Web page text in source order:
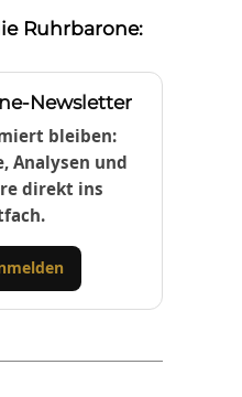
Ruhrbarone:
Newsletter
bleiben:
Analysen und
direkt ins